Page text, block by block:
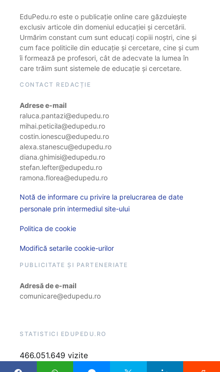
EduPedu.ro este o publicație online care găzduiește
exclusiv articole din domeniul educației și cercetării.
Urmărim constant cum sunt educați copiii noștri, cine și
cum face politicile din educație și cercetare, cine și cum
îi formează pe profesori, cât de adecvate la lumea în
care trăim sunt sistemele de educație și cercetare.
CONTACT REDACȚIE
Adrese e-mail
raluca.pantazi@edupedu.ro
mihai.peticila@edupedu.ro
costin.ionescu@edupedu.ro
alexa.stanescu@edupedu.ro
diana.ghimisi@edupedu.ro
stefan.lefter@edupedu.ro
ramona.florea@edupedu.ro
Notă de informare cu privire la prelucrarea de date
personale prin intermediul site-ului
Politica de cookie
Modifică setarile cookie-urilor
PUBLICITATE ȘI PARTENERIATE
Adresă de e-mail
comunicare@edupedu.ro
STATISTICI EDUPEDU.RO
466.051.649 vizite